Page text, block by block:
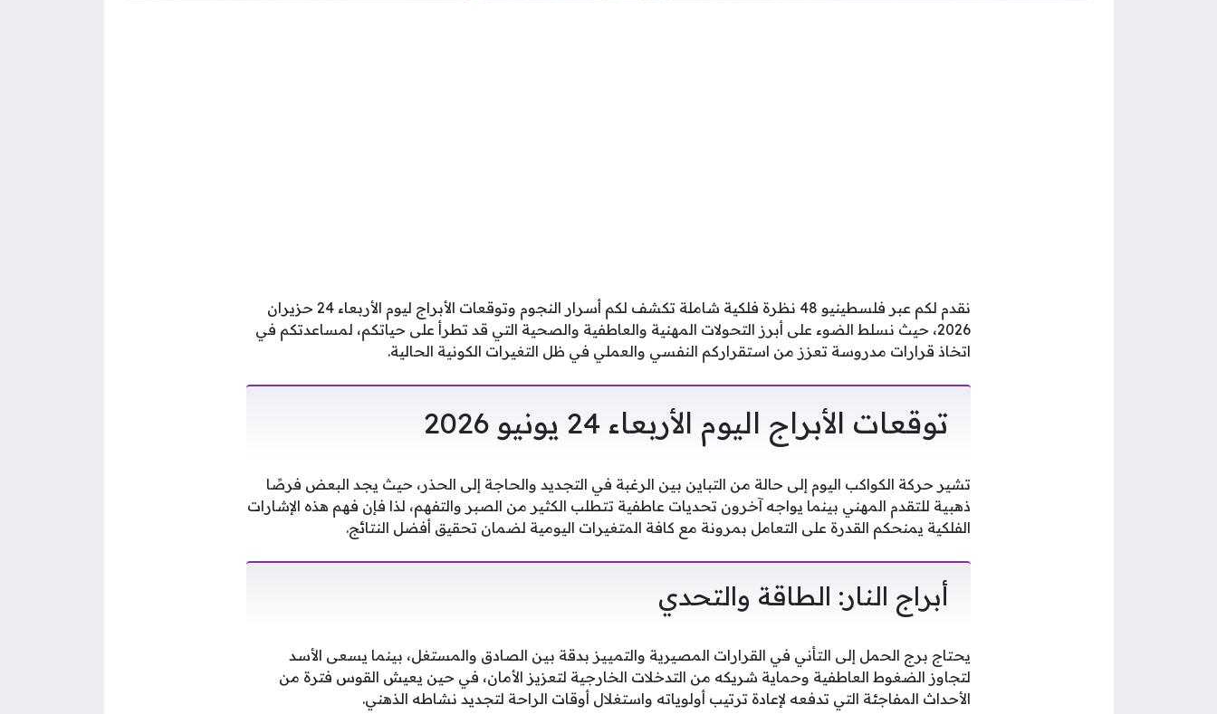
نقدم لكم عبر فلسطينيو 48 نظرة فلكية شاملة تكشف لكم أسرار النجوم وتوقعات الأبراج ليوم الأربعاء 24 حزيران
2026، حيث نسلط الضوء على أبرز التحولات المهنية والعاطفية والصحية التي قد تطرأ على حياتكم، لمساعدتكم في
اتخاذ قرارات مدروسة تعزز من استقراركم النفسي والعملي في ظل التغيرات الكونية الحالية.
توقعات الأبراج اليوم الأربعاء 24 يونيو 2026
تشير حركة الكواكب اليوم إلى حالة من التباين بين الرغبة في التجديد والحاجة إلى الحذر، حيث يجد البعض فرصًا
ذهبية للتقدم المهني بينما يواجه آخرون تحديات عاطفية تتطلب الكثير من الصبر والتفهم، لذا فإن فهم هذه الإشارات
الفلكية يمنحكم القدرة على التعامل بمرونة مع كافة المتغيرات اليومية لضمان تحقيق أفضل النتائج.
أبراج النار: الطاقة والتحدي
يحتاج برج الحمل إلى التأني في القرارات المصيرية والتمييز بدقة بين الصادق والمستغل، بينما يسعى الأسد
لتجاوز الضغوط العاطفية وحماية شريكه من التدخلات الخارجية لتعزيز الأمان، في حين يعيش القوس فترة من
الأحداث المفاجئة التي تدفعه لإعادة ترتيب أولوياته واستغلال أوقات الراحة لتجديد نشاطه الذهني.